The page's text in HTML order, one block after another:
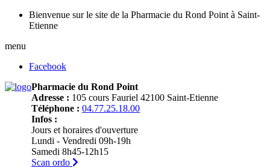
Bienvenue sur le site de la Pharmacie du Rond Point à Saint-
Etienne
menu
Facebook
Pharmacie du Rond Point
Adresse : 105 cours Fauriel 42100 Saint-Etienne
Téléphone : 04.77.25.18.00
Infos :
Jours et horaires d'ouverture
Lundi - Vendredi 09h-19h
Samedi 8h45-12h15
Scan ordo